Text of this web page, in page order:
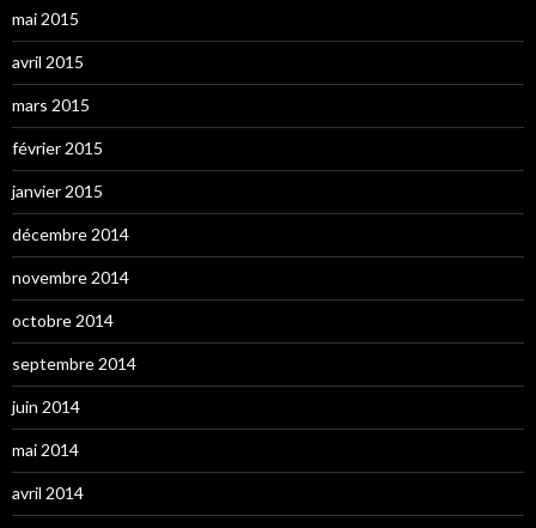
mai 2015
avril 2015
mars 2015
février 2015
janvier 2015
décembre 2014
novembre 2014
octobre 2014
septembre 2014
juin 2014
mai 2014
avril 2014